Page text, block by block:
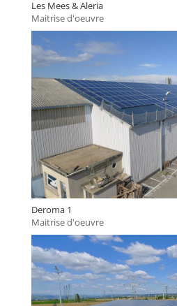
Les Mees & Aleria
Maitrise d'oeuvre
Deroma 1
Maitrise d'oeuvre